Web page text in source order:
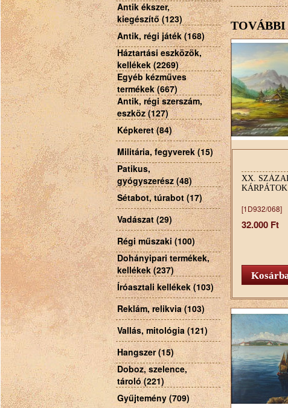
Antik ékszer,
kiegészítő (123)
Antik, régi játék (168)
Háztartási eszközök,
kellékek (2269)
Egyéb kézműves
termékek (667)
Antik, régi szerszám,
eszköz (127)
Képkeret (84)
Militária, fegyverek (15)
Patikus,
gyógyszerész (48)
Sétabot, túrabot (17)
Vadászat (29)
Régi műszaki (100)
Dohányipari termékek,
kellékek (237)
Íróasztali kellékek (103)
Reklám, relikvia (103)
Vallás, mitológia (121)
Hangszer (15)
Doboz, szelence,
tároló (221)
Gyűjtemény (709)
XX.
KÁRPÁTOK
[1D932/068]
32.000 Ft